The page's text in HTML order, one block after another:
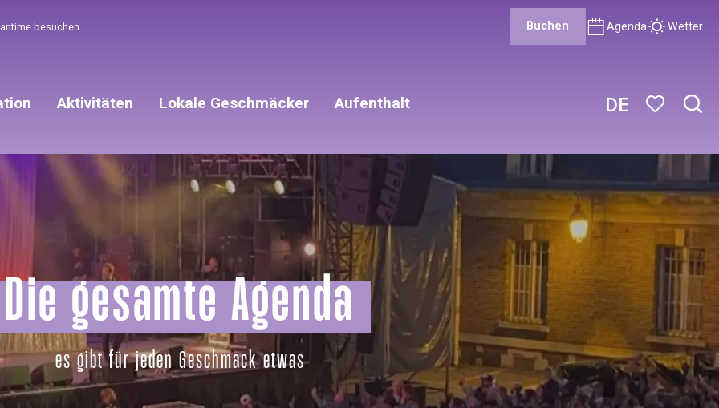
DE
besuchen Buchen Agenda Wetter
Aktivitäten Lokale Geschmäcker Aufenthalt
Die gesamte Agenda
es gibt für jeden Geschmack etwas